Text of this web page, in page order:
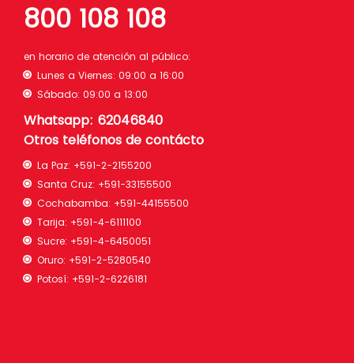
800 108 108
en horario de atención al público:
Lunes a Viernes: 09:00 a 16:00
Sábado: 09:00 a 13:00
Whatsapp: 62046840
Otros teléfonos de contácto
La Paz: +591-2-2155200
Santa Cruz: +591-33155500
Cochabamba: +591-44155500
Tarija: +591-4-6111100
Sucre: +591-4-6450051
Oruro: +591-2-5280540
Potosí: +591-2-6226181